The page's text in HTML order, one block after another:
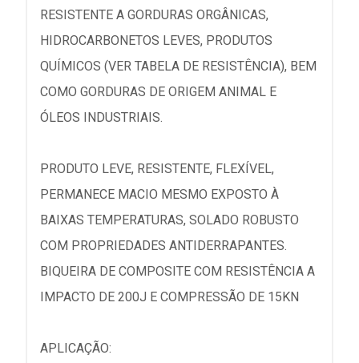
RESISTENTE A GORDURAS ORGÂNICAS,
HIDROCARBONETOS LEVES, PRODUTOS
QUÍMICOS (VER TABELA DE RESISTÊNCIA), BEM
COMO GORDURAS DE ORIGEM ANIMAL E
ÓLEOS INDUSTRIAIS.
PRODUTO LEVE, RESISTENTE, FLEXÍVEL,
PERMANECE MACIO MESMO EXPOSTO À
BAIXAS TEMPERATURAS, SOLADO ROBUSTO
COM PROPRIEDADES ANTIDERRAPANTES.
BIQUEIRA DE COMPOSITE COM RESISTÊNCIA A
IMPACTO DE 200J E COMPRESSÃO DE 15KN
APLICAÇÃO: